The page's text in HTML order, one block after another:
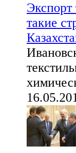
Экспорт
такие